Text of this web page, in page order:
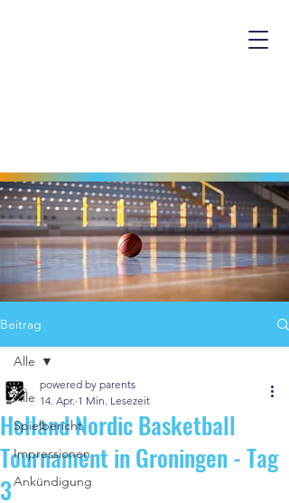
Beitrag
Alle
Spielbericht
Impressionen
Ankündigung
Alle
Holland Nordic Basketball
Tournament in Groningen - Tag
3
powered by parents
14. Apr. 1 Min. Lesezeit